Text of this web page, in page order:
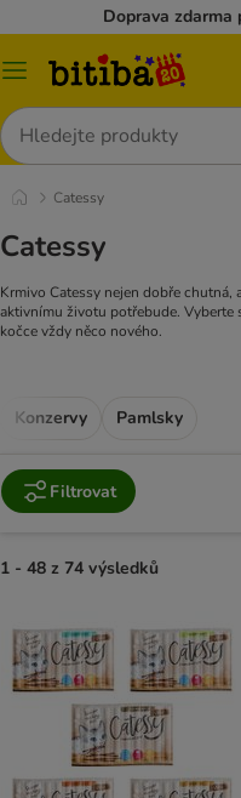
Doprava zdarma
Kategorie
Hledat
Catessy
Catessy
Krmivo Catessy nejen dobře chutná,
aktivnímu životu potřebude. Vyberte
kočce vždy něco nového.
Konzervy Pamlsky
Filtrovat
1 - 48 z 74 výsledků